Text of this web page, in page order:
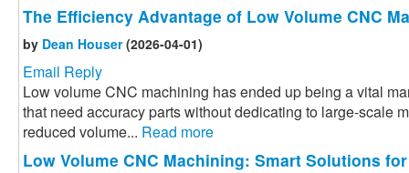
The Efficiency Advantage of Low Volume CNC
by Dean Houser(2026-04-01)
Email Reply
Low volume CNC machining has ended up being a vital
that need accuracy parts without dedicating to large-scale
reduced volume... Read more
Low Volume CNC Machining: Smart Solutions